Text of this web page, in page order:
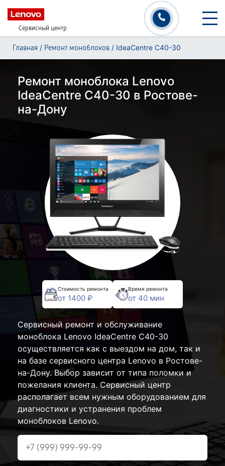
Сервисный центр
Главная / Ремонт моноблоков / IdeaCentre C40-30
Ремонт моноблока Lenovo
IdeaCentre C40-30 в Ростове-
на-Дону
Стоимость ремонта
от 1400 ₽
Время ремонта
от 40 мин
Сервисный ремонт и обслуживание
моноблока Lenovo IdeaCentre C40-30
осуществляется как с выездом на дом, так и
на базе сервисного центра Lenovo в Ростове-
на-Дону. Выбор зависит от типа поломки и
пожелания клиента. Сервисный центр
располагает всем нужным оборудованием для
диагностики и устранения проблем
моноблоков Lenovo.